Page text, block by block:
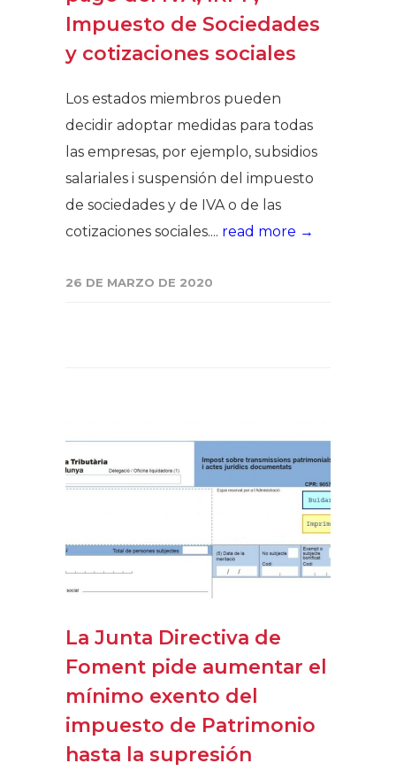
Impuesto de Sociedades
y cotizaciones sociales
Los estados miembros pueden
decidir adoptar medidas para todas
las empresas, por ejemplo, subsidios
salariales i suspensión del impuesto
de sociedades y de IVA o de las
cotizaciones sociales.... read more →
26 DE MARZO DE 2020
La Junta Directiva de
Foment pide aumentar el
mínimo exento del
impuesto de Patrimonio
hasta la supresión